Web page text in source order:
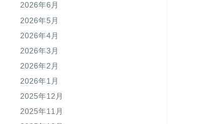
2026年6月
2026年5月
2026年4月
2026年3月
2026年2月
2026年1月
2025年12月
2025年11月